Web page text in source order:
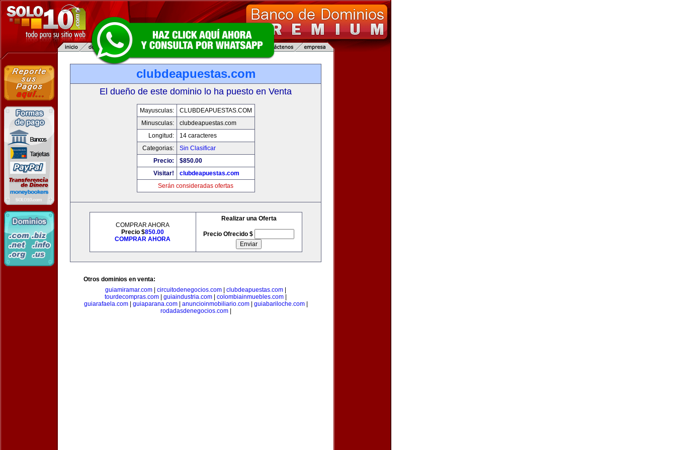
clubdeapuestas.com
El dueño de este dominio lo ha puesto en Venta
Mayusculas:
CLUBDEAPUESTAS.COM
Minusculas:
clubdeapuestas.com
Longitud:
14 caracteres
Categorias:
Sin Clasificar
Precio:
$850.00
Visitar!
clubdeapuestas.com
Serán consideradas ofertas
COMPRAR AHORA
Precio $850.00
COMPRAR AHORA
Realizar una Oferta
Precio Ofrecido $
Otros dominios en venta:
guiamiramar.com
circuitodenegocios.com clubdeapuestas.com
tourdecompras.com
guiaindustria.com colombiainmuebles.com
guiarafaela.com| guiaparana.com| anuncioinmobiliario.com| guiabariloche.com|
rodadasdenegocios.com|